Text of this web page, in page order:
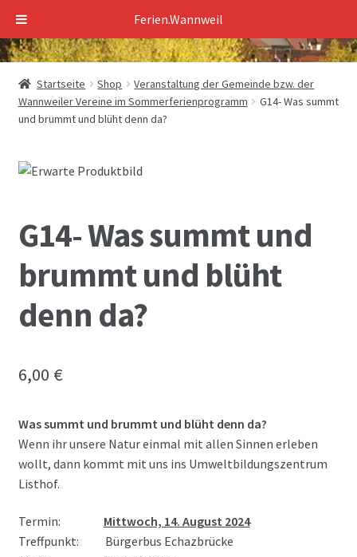
Zur
Navigation
Zum
Inhalt
Startseite Shop
Veranstaltung der Gemeinde bzw. der
Wannweiler Vereine im Sommerferienprogramm
G14- Was summt
und brummt und blüht denn da?
G14- Was summt und
brummt und blüht
denn da?
6,00 €
Was summt und brummt und blüht denn da?
Wenn ihr unsere Natur einmal mit allen Sinnen erleben
wollt, dann kommt mit uns ins Umweltbildungszentrum
Listhof.
Termin: Mittwoch, 14. August 2024
Treffpunkt: Bürgerbus Echazbrücke
Ferien.Wannweil